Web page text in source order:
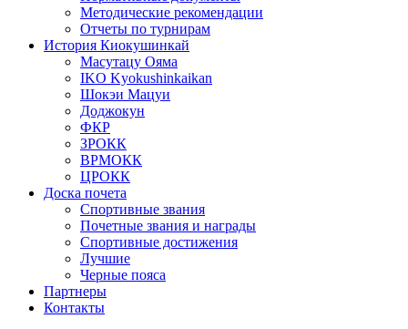
Методические рекомендации
Отчеты по турнирам
История Киокушинкай
Масутацу Ояма
IKO Kyokushinkaikan
Шокэи Мацуи
Доджокун
ФКР
ЗРОКК
ВРМОКК
ЦРОКК
Доска почета
Спортивные звания
Почетные звания и награды
Спортивные достижения
Лучшие
Черные пояса
Партнеры
Контакты